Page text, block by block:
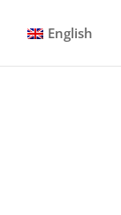
English